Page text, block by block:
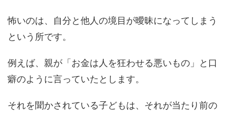
怖いのは、自分と他人の境目が曖昧になってしまう
という所です。
例えば、親が「お金は人を狂わせる悪いもの」と口
癖のように言っていたとします。
それを聞かされている子どもは、それが当たり前の